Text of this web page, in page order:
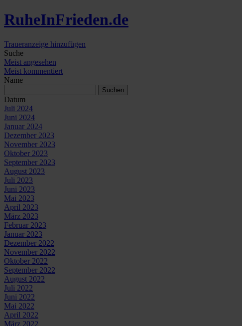
RuheInFrieden.de
Traueranzeige hinzufügen
Suche
Meist angesehen
Meist kommentiert
Name
Datum
Juli 2024
Juni 2024
Januar 2024
Dezember 2023
November 2023
Oktober 2023
September 2023
August 2023
Juli 2023
Juni 2023
Mai 2023
April 2023
März 2023
Februar 2023
Januar 2023
Dezember 2022
November 2022
Oktober 2022
September 2022
August 2022
Juli 2022
Juni 2022
Mai 2022
April 2022
März 2022